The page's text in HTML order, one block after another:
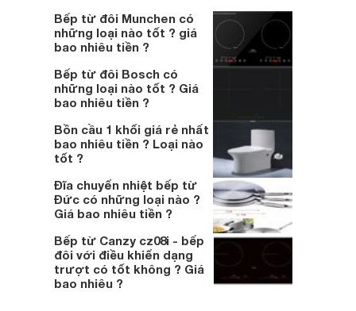
người sử dụng đặc biệt là tính thẩm mỹ
cao và hiệu năng.
Bếp từ đôi Munchen có
những loại nào tốt ? giá
bao nhiêu tiền ?
Bếp từ đôi Bosch có
những loại nào tốt ? Giá
bao nhiêu tiền ?
Bồn cầu 1 khối giá rẻ nhất
bao nhiêu tiền ? Loại nào
tốt ?
Đĩa chuyển nhiệt bếp từ
Đức có những loại nào ?
Giá bao nhiêu tiền ?
Bếp từ Canzy cz08i - bếp
đôi với điều khiển dạng
trượt có tốt không ? Giá
bao nhiêu ?